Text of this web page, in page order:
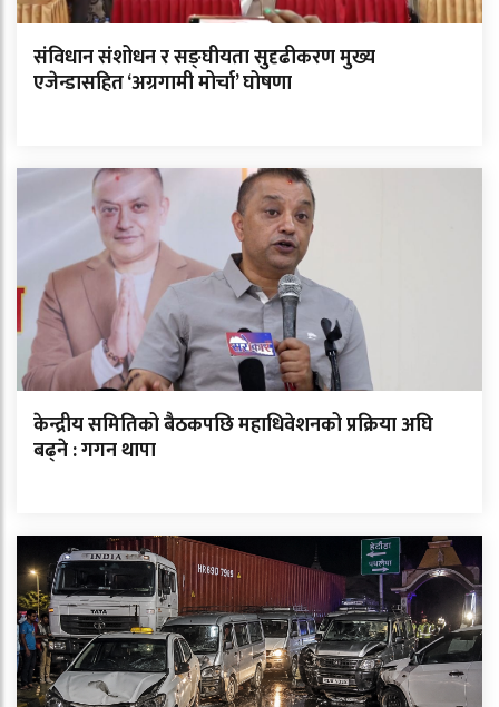
संविधान संशोधन र सङ्घीयता सुदृढीकरण मुख्य
एजेन्डासहित ‘अग्रगामी मोर्चा’ घोषणा
केन्द्रीय समितिको बैठकपछि महाधिवेशनको प्रक्रिया अघि
बढ्ने : गगन थापा